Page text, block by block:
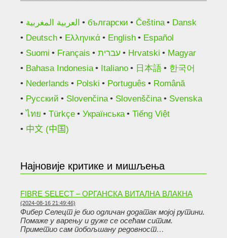
العربية المغربية български Čeština
Dansk
Deutsch
Ελληνικά English
Español
Suomi
Français עברית Hrvatski
Magyar
Bahasa Indonesia
Italiano 日本語
한국어
Nederlands
Polski Português
Română
Русский
Slovenčina Slovenščina
Svenska
ไทย
Türkçe Українська
Tiếng Việt
中文 (中国)
Најновије критике и мишљења
FIBRE SELECT – ОРГАНСКА ВИТАЛНА ВЛАКНА
(2024-08-16 21:49:46)
Фибер Селецт је био одличан додатак мојој рутини.
Помаже у варењу и дуже се осећам ситим.
Приметио сам побољшану редовност…